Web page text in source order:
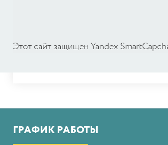
Этот сайт защищен Yandex
ГРАФИК РАБОТЫ